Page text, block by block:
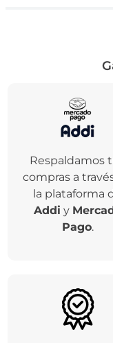
Respaldamos
compras a
la plataforma
Addi y
Pago.